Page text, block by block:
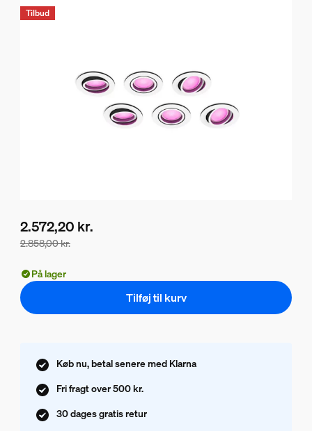
2.858,00 kr.
2.572,20 kr.
Tilbud
På lager
Tilføj til kurv
Køb nu, betal senere med Klarna
Fri fragt over 500 kr.
30 dages gratis retur